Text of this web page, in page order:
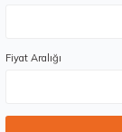
Fiyat Aralığı